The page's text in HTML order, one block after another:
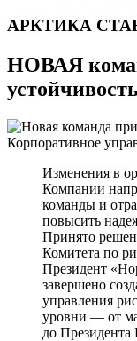
АРКТИКА
НОВАЯ
Корпоративное
Изменения в
Компании
команды и
повысить
Принято
Комитета по
Президент
завершено
управления
уровни — от
до